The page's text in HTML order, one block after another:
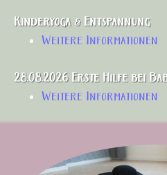
Kinderyoga & Entspannung
Weitere Informationen
28.08.2026 Erste Hilfe bei
Weitere Informationen